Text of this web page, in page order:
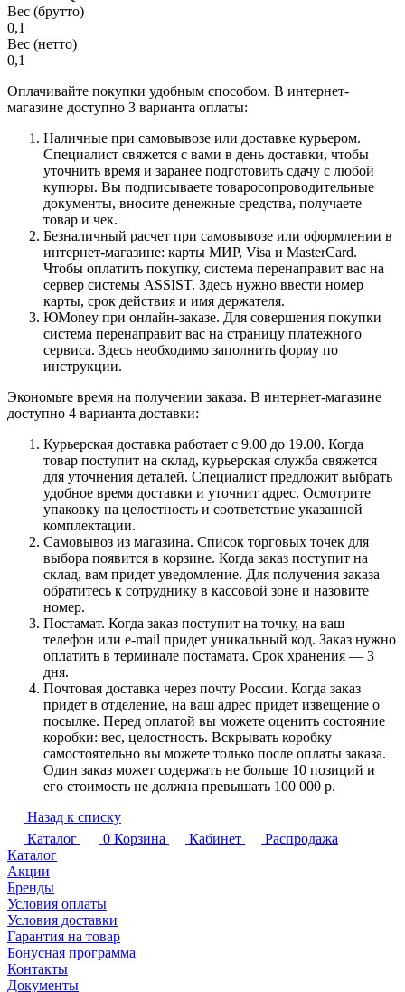
Вес (брутто)
0,1
Вес (нетто)
0,1
Оплачивайте покупки удобным способом. В интернет-
магазине доступно 3 варианта оплаты:
Наличные при самовывозе или доставке курьером.
Специалист свяжется с вами в день доставки, чтобы
уточнить время и заранее подготовить сдачу с любой
купюры. Вы подписываете товаросопроводительные
документы, вносите денежные средства, получаете
товар и чек.
Безналичный расчет при самовывозе или оформлении в
интернет-магазине: карты МИР, Visa и MasterCard.
Чтобы оплатить покупку, система перенаправит вас на
сервер системы ASSIST. Здесь нужно ввести номер
карты, срок действия и имя держателя.
ЮMoney при онлайн-заказе. Для совершения покупки
система перенаправит вас на страницу платежного
сервиса. Здесь необходимо заполнить форму по
инструкции.
Экономьте время на получении заказа. В интернет-магазине
доступно 4 варианта доставки:
Курьерская доставка работает с 9.00 до 19.00. Когда
товар поступит на склад, курьерская служба свяжется
для уточнения деталей. Специалист предложит выбрать
удобное время доставки и уточнит адрес. Осмотрите
упаковку на целостность и соответствие указанной
комплектации.
Самовывоз из магазина. Список торговых точек для
выбора появится в корзине. Когда заказ поступит на
склад, вам придет уведомление. Для получения заказа
обратитесь к сотруднику в кассовой зоне и назовите
номер.
Постамат. Когда заказ поступит на точку, на ваш
телефон или e-mail придет уникальный код. Заказ нужно
оплатить в терминале постамата. Срок хранения — 3
дня.
Почтовая доставка через почту России. Когда заказ
придет в отделение, на ваш адрес придет извещение о
посылке. Перед оплатой вы можете оценить состояние
коробки: вес, целостность. Вскрывать коробку
самостоятельно вы можете только после оплаты заказа.
Один заказ может содержать не больше 10 позиций и
его стоимость не должна превышать 100 000 р.
Назад к списку
Каталог
0 Корзина Кабинет
Распродажа
Каталог
Акции
Бренды
Условия оплаты
Условия доставки
Гарантия на товар
Бонусная программа
Контакты
Документы